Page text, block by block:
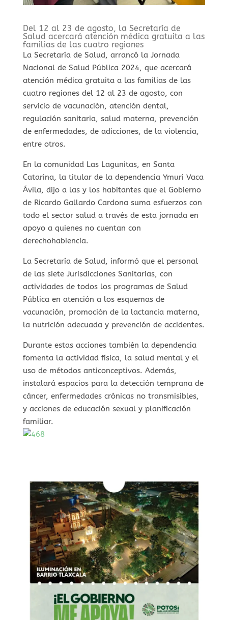
Del 12 al 23 de agosto, la Secretaría de
Salud acercará atención médica gratuita a las
familias de las cuatro regiones
La Secretaría de Salud, arrancó la Jornada
Nacional de Salud Pública 2024, que acercará
atención médica gratuita a las familias de las
cuatro regiones del 12 al 23 de agosto, con
servicio de vacunación, atención dental,
regulación sanitaria, salud materna, prevención
de enfermedades, de adicciones, de la violencia,
entre otros.
En la comunidad Las Lagunitas, en Santa
Catarina, la titular de la dependencia Ymuri Vaca
Ávila, dijo a las y los habitantes que el Gobierno
de Ricardo Gallardo Cardona suma esfuerzos con
todo el sector salud a través de esta jornada en
apoyo a quienes no cuentan con
derechohabiencia.
La Secretaría de Salud, informó que el personal
de las siete Jurisdicciones Sanitarias, con
actividades de todos los programas de Salud
Pública en atención a los esquemas de
vacunación, promoción de la lactancia materna,
la nutrición adecuada y prevención de accidentes.
Durante estas acciones también la dependencia
fomenta la actividad física, la salud mental y el
uso de métodos anticonceptivos. Además,
instalará espacios para la detección temprana de
cáncer, enfermedades crónicas no transmisibles,
y acciones de educación sexual y planificación
familiar.